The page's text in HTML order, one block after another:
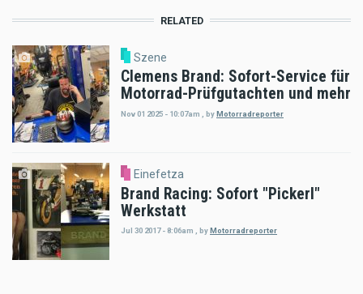
RELATED
Szene
Clemens Brand: Sofort-Service für
Motorrad-Prüfgutachten und mehr
Nov 01 2025 - 10:07am byMotorradreporter
Einefetza
Brand Racing: Sofort "Pickerl"
Werkstatt
Jul 30 2017 - 8:06am , by Motorradreporter